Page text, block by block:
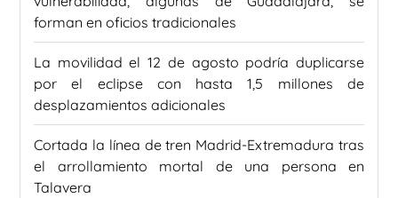
forman en oficios tradicionales
La movilidad el 12 de agosto podría duplicarse
por el eclipse con hasta 1,5 millones de
desplazamientos adicionales
Cortada la línea de tren Madrid-Extremadura tras
el arrollamiento mortal de una persona en
Talavera